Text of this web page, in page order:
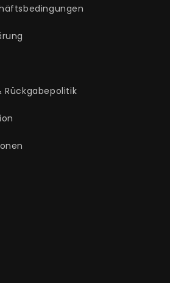
Rückgabepolitik